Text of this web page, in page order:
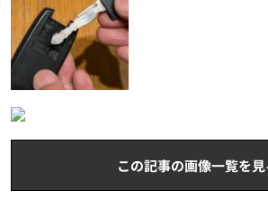
この記事の画像一覧を見